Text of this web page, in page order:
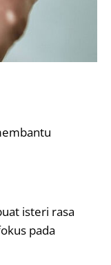
isteri rasa
pada